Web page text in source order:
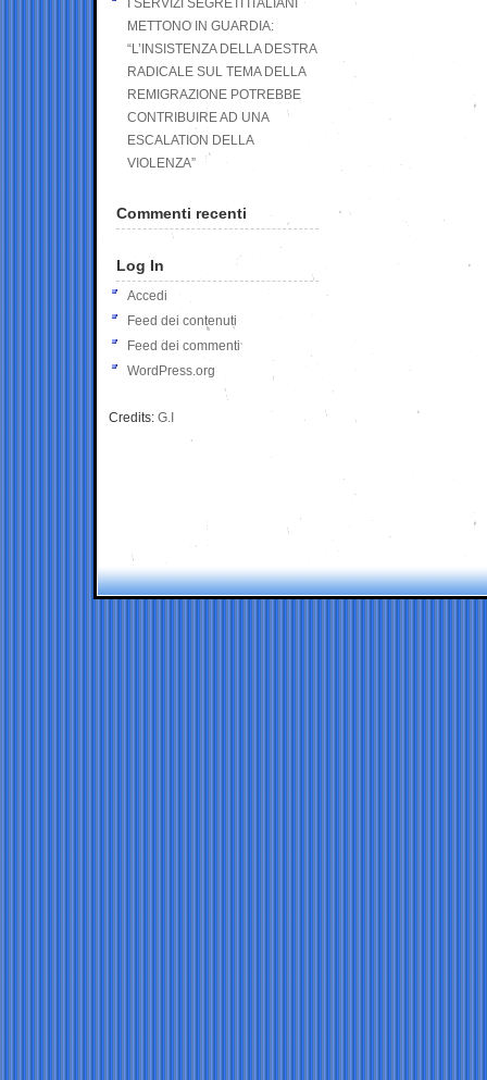
I SERVIZI SEGRETI ITALIANI
METTONO IN GUARDIA:
“L’INSISTENZA DELLA DESTRA
RADICALE SUL TEMA DELLA
REMIGRAZIONE POTREBBE
CONTRIBUIRE AD UNA
ESCALATION DELLA
VIOLENZA”
Commenti recenti
Log In
Accedi
Feed dei contenuti
Feed dei commenti
WordPress.org
Credits: G.I